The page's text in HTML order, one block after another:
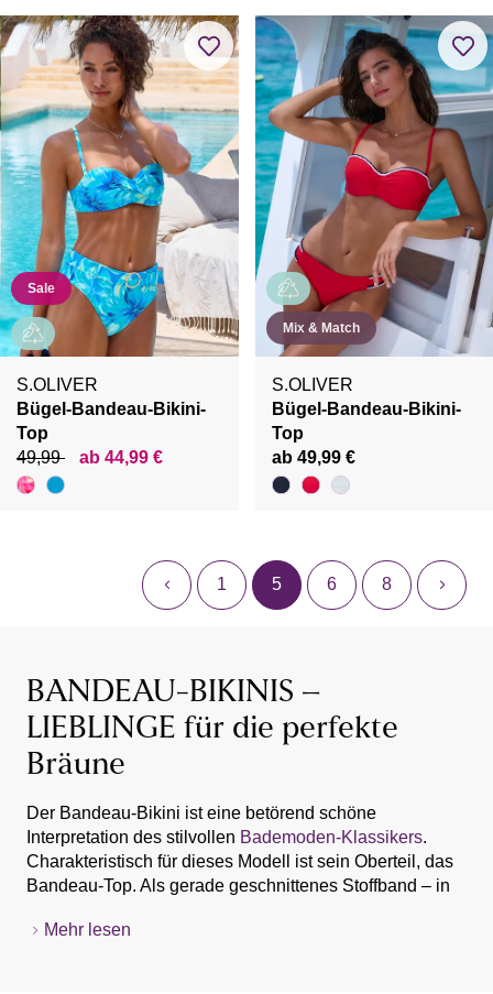
Sale
S.OLIVER
Bügel-Bandeau-Bikini-
Top
49,99
ab 44,99 €
Mix & Match
S.OLIVER
Bügel-Bandeau-Bikini-
Top
ab 49,99 €
1 5 6 8
BANDEAU-BIKINIS –
LIEBLINGE für die perfekte
Bräune
Der Bandeau-Bikini ist eine betörend schöne
Interpretation des stilvollen Bademoden-Klassikers.
Charakteristisch für dieses Modell ist sein Oberteil, das
Bandeau-Top. Als gerade geschnittenes Stoffband – in
bis mittelgroße Brust. Eine größere Oberweite bis
Mehr lesen